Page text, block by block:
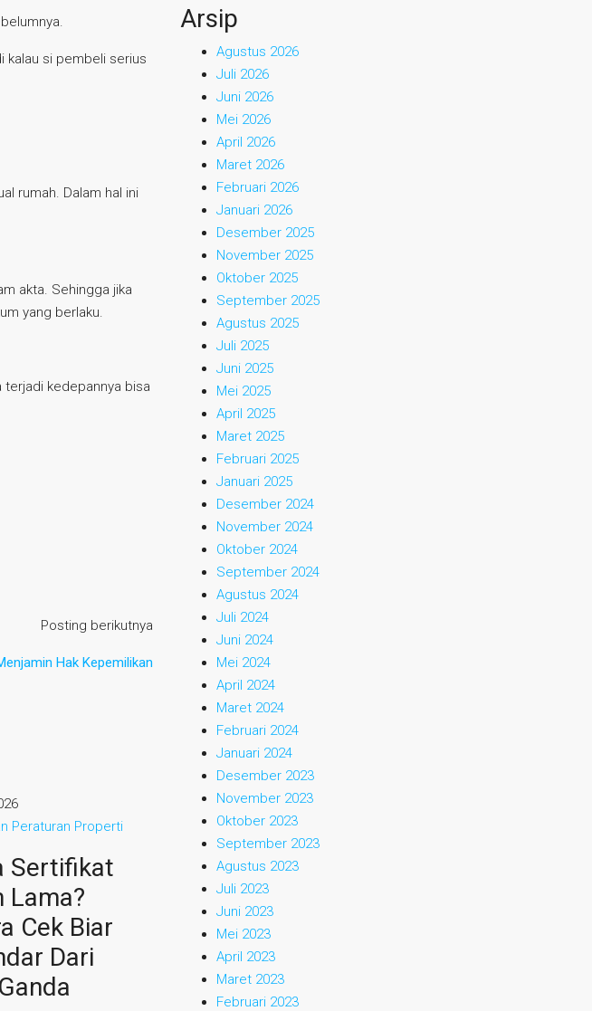
kalau si pembeli serius
rumah. Dalam hal ini
akta. Sehingga jika
yang berlaku.
terjadi kedepannya bisa
Posting berikutnya
Hak Kepemilikan
Peraturan Properti
Sertifikat
Lama?
Cek Biar
Dari
Arsip
Agustus 2026
Juli 2026
Juni 2026
Mei 2026
April 2026
Maret 2026
Februari 2026
Januari 2026
Desember 2025
November 2025
Oktober 2025
September 2025
Agustus 2025
Juli 2025
Juni 2025
Mei 2025
April 2025
Maret 2025
Februari 2025
Januari 2025
Desember 2024
November 2024
Oktober 2024
September 2024
Agustus 2024
Juli 2024
Juni 2024
Mei 2024
April 2024
Maret 2024
Februari 2024
Januari 2024
Desember 2023
November 2023
Oktober 2023
September 2023
Agustus 2023
Juli 2023
Juni 2023
Mei 2023
April 2023
Maret 2023
Februari 2023